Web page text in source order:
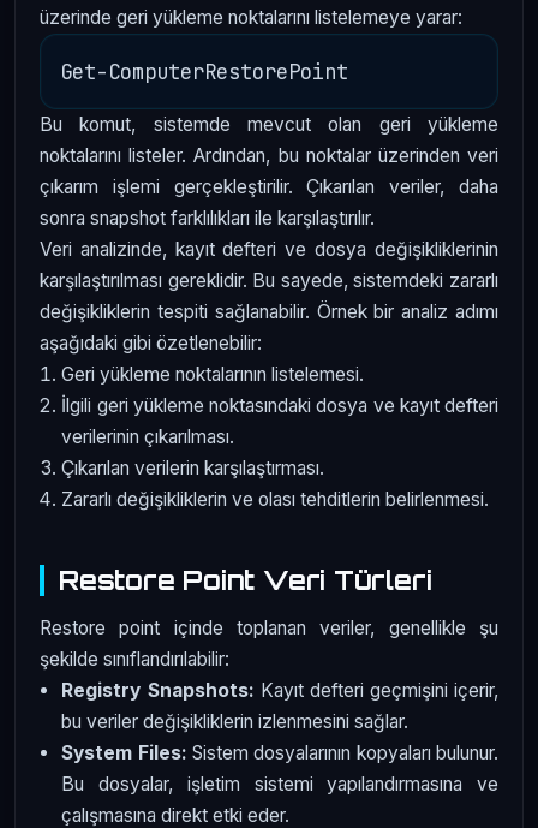
üzerinde geri yükleme noktalarını listelemeye yarar:
Bu komut, sistemde mevcut olan geri yükleme
noktalarını listeler. Ardından, bu noktalar üzerinden veri
çıkarım işlemi gerçekleştirilir. Çıkarılan veriler, daha
sonra snapshot farklılıkları ile karşılaştırılır.
Veri analizinde, kayıt defteri ve dosya değişikliklerinin
karşılaştırılması gereklidir. Bu sayede, sistemdeki zararlı
değişikliklerin tespiti sağlanabilir. Örnek bir analiz adımı
aşağıdaki gibi özetlenebilir:
Geri yükleme noktalarının listelemesi.
İlgili geri yükleme noktasındaki dosya ve kayıt defteri
verilerinin çıkarılması.
Çıkarılan verilerin karşılaştırması.
Zararlı değişikliklerin ve olası tehditlerin belirlenmesi.
Restore Point Veri Türleri
Restore point içinde toplanan veriler, genellikle şu
şekilde sınıflandırılabilir:
Registry Snapshots: Kayıt defteri geçmişini içerir,
bu veriler değişikliklerin izlenmesini sağlar.
System Files: Sistem dosyalarının kopyaları bulunur.
Bu dosyalar, işletim sistemi yapılandırmasına ve
çalışmasına direkt etki eder.